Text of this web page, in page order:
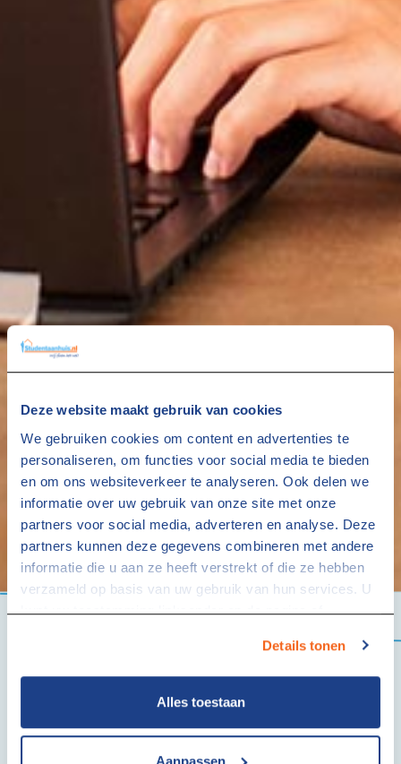
Deze website maakt gebruik van cookies
We gebruiken cookies om content en advertenties te
personaliseren, om functies voor social media te bieden
en om ons websiteverkeer te analyseren. Ook delen we
informatie over uw gebruik van onze site met onze
partners voor social media, adverteren en analyse. Deze
partners kunnen deze gegevens combineren met andere
informatie die u aan ze heeft verstrekt of die ze hebben
verzameld op basis van uw gebruik van hun services. U
kunt uw toestemming linksonder op de pagina of
Details tonen
Alles toestaan
Aanpassen